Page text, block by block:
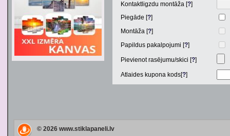
Kontaktligzdu montāža [?]
Piegāde [?]
Montāža [?]
Papildus pakalpojumi [?]
Pievienot rasējumu/skici [?]
Atlaides kupona kods[?]
© 2026 www.stiklapaneli.lv